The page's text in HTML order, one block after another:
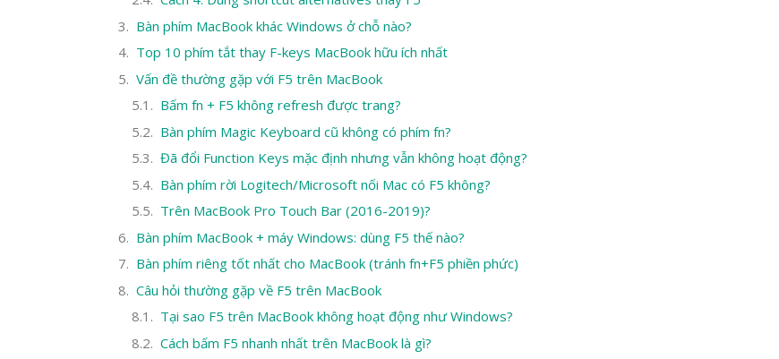
Bàn phím MacBook khác Windows ở chỗ nào?
Top 10 phím tắt thay F-keys MacBook hữu ích nhất
Vấn đề thường gặp với F5 trên MacBook
Bấm fn + F5 không refresh được trang?
Bàn phím Magic Keyboard cũ không có phím fn?
Đã đổi Function Keys mặc định nhưng vẫn không hoạt động?
Bàn phím rời Logitech/Microsoft nối Mac có F5 không?
Trên MacBook Pro Touch Bar (2016-2019)?
Bàn phím MacBook + máy Windows: dùng F5 thế nào?
Bàn phím riêng tốt nhất cho MacBook (tránh fn+F5 phiền phức)
Câu hỏi thường gặp về F5 trên MacBook
Tại sao F5 trên MacBook không hoạt động như Windows?
Cách bấm F5 nhanh nhất trên MacBook là gì?